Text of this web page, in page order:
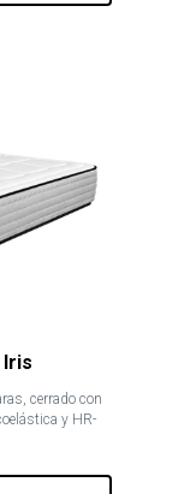
cerrado con
y HR-